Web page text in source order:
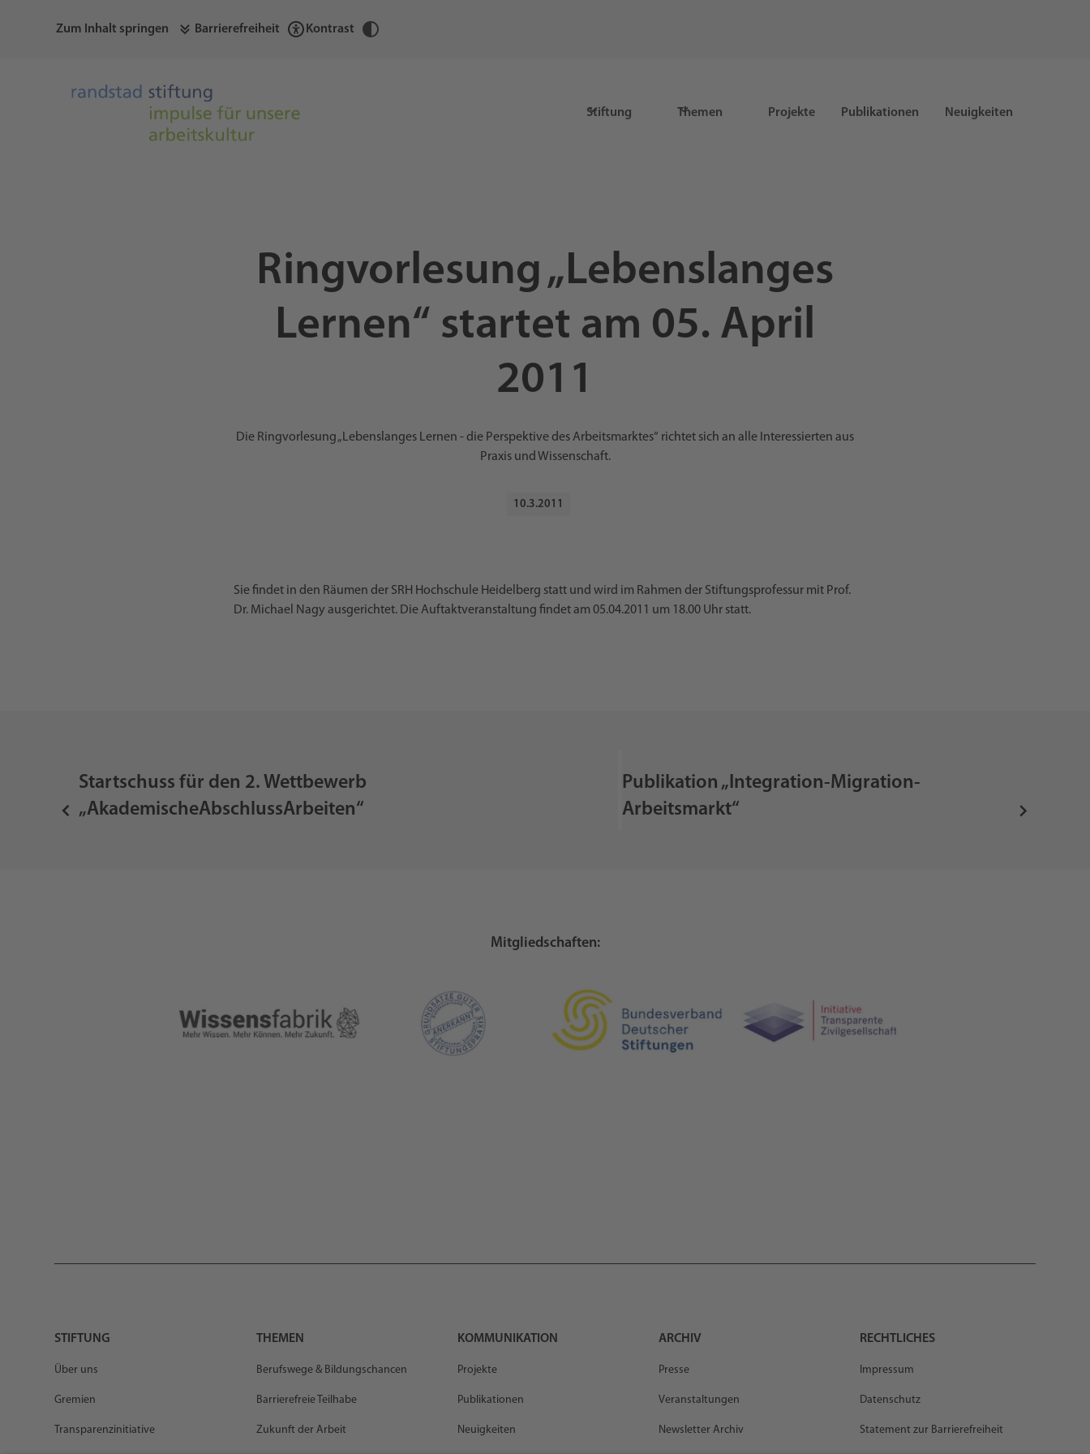
Zum Inhalt springen Barrierefreiheit Kontrast
Stiftung Themen Projekte Publikationen Neuigkeiten
Ringvorlesung „Lebenslanges
Lernen“ startet am 05. April
2011
Die Ringvorlesung „Lebenslanges Lernen - die Perspektive des Arbeitsmarktes“ richtet sich an alle Interessierten aus
Praxis und Wissenschaft.
10.3.2011
Sie findet in den Räumen der SRH Hochschule Heidelberg statt und wird im Rahmen der Stiftungsprofessur mit Prof.
Dr. Michael Nagy ausgerichtet. Die Auftaktveranstaltung findet am 05.04.2011 um 18.00 Uhr statt.
Startschuss für den 2. Wettbewerb
„AkademischeAbschlussArbeiten“
Publikation „Integration-Migration-
Arbeitsmarkt“
Mitgliedschaften:
STIFTUNG
Über uns
Gremien
Transparenzinitiative
THEMEN
Berufswege & Bildungschancen
Barrierefreie Teilhabe
Zukunft der Arbeit
KOMMUNIKATION
Projekte
Publikationen
Neuigkeiten
ARCHIV
Presse
Veranstaltungen
Newsletter Archiv
RECHTLICHES
Impressum
Datenschutz
Statement zur Barrierefreiheit